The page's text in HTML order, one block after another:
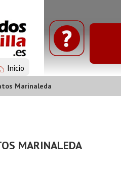
Inicio
Marinaleda
MARINALEDA